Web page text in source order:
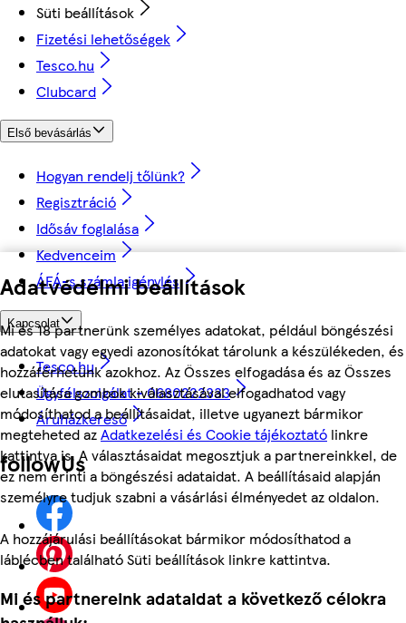
Adatvédelmi beállítások
Mi és 18 partnerünk személyes adatokat, például böngészési
adatokat vagy egyedi azonosítókat tárolunk a készülékeden, és
hozzáférhetünk azokhoz. Az Összes elfogadása és az Összes
elutasítása gombok kiválasztásával elfogadhatod vagy
módosíthatod a beállításaidat, illetve ugyanezt bármikor
megteheted azAdatkezelési és Cookie tájékoztató linkre
kattintva is. A választásaidat megosztjuk a partnereinkkel, de
ez nem érinti a böngészési adataidat. A beállításaid alapján
személyre tudjuk szabni a vásárlási élményedet az oldalon.
A hozzájárulási beállításokat bármikor módosíthatod a
láblécben található Süti beállítások linkre kattintva.
Mi és partnereink adataidat a következő célokra
Süti beállítások
Fizetési lehetőségek
Tesco.hu
Clubcard
Első bevásárlás
Hogyan rendelj tőlünk?
Regisztráció
Idősáv foglalása
Kedvenceim
ÁFÁ-s számla igénylés
Kapcsolat
Tesco.hu
Ügyfélszolgálat - 0680222333
Áruházkereső
followUs